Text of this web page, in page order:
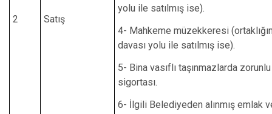
2 Satış
yolu ile satılmış ise).
4- Mahkeme müzekkeresi
davası yolu ile satılmış ise).
5- Bina vasıflı taşınmazlarda
sigortası.
6- İlgili Belediyeden alınmış emlak